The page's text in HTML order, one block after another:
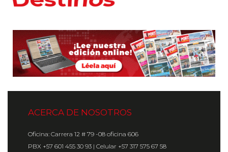
ACERCA DE NOSOTROS
Oficina: Carrera 12 # 79 -08 oficina 606
PBX +57 601 455 30 93 | Celular +57 317 575 67 58